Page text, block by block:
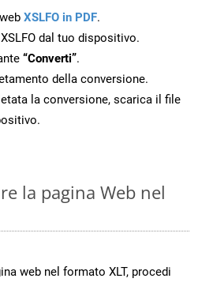
XSLFO in PDF.
dal tuo dispositivo.
“Converti”.
della conversione.
la conversione, scarica il file
la pagina Web nel
web nel formato XLT, procedi